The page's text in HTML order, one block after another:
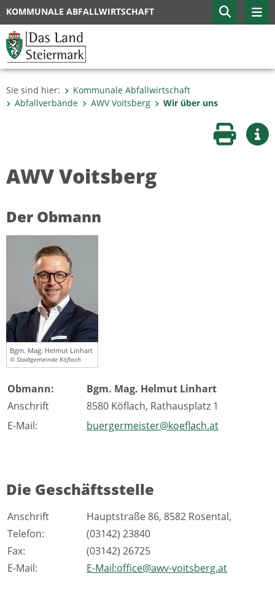
KOMMUNALE ABFALLWIRTSCHAFT
Sie sind hier:
Kommunale Abfallwirtschaft
Abfallverbände
AWV Voitsberg Wir über uns
Seite
AWV Voitsberg
Der Obmann
Bgm. Mag. Helmut Linhart
© Stadtgemeinde Köflach
Obmann:
Bgm. Mag. Helmut Linhart
Anschrift
8580 Köflach, Rathausplatz 1
E-Mail:
buergermeister@koeflach.at
Die Geschäftsstelle
Anschrift
Hauptstraße 86, 8582 Rosental,
Telefon:
(03142) 23840
Fax:
(03142) 26725
E-Mail:
E-Mail:office@awv-voitsberg.at